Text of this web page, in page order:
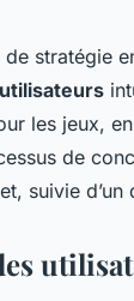
de
stratégie
les jeux,
de
suivie